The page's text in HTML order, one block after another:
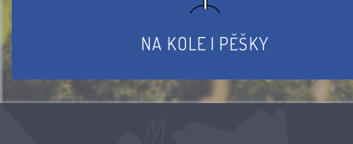
NA KOLE I PĚŠKY